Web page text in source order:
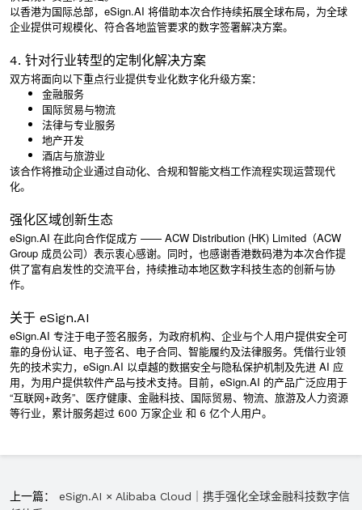
以香港为国际总部，eSign.AI 将借助本次合作持续拓展全球布局，为全球
企业提供可规模化、符合各地监管要求的数字签署解决方案。
4. 针对行业转型的定制化解决方案
双方将面向以下重点行业提供专业化数字化升级方案：
金融服务
国际贸易与物流
法律与专业服务
地产开发
酒店与旅游业
该合作将推动企业通过自动化、合规和智能文档工作流程实现运营现代
化。
强化区域创新生态
eSign.AI 在此向合作促成方 —— ACW Distribution (HK) Limited（ACW
Group 成员公司）表示衷心感谢。同时，也感谢香港数码港为本次合作提
供了富有启发性的交流平台，持续推动本地区数字科技生态的创新与协
作。
关于 eSign.AI
eSign.AI 专注于电子签名服务，为政府机构、企业与个人用户提供安全可
靠的身份认证、电子签名、电子合同、智能履约及法律服务。凭借行业领
先的技术实力，eSign.AI 以卓越的数据安全与隐私保护机制及先进 AI 应
用，为用户提供软件产品与技术支持。目前， eSign.AI 的产品广泛应用于
“互联网+政务”、医疗健康、金融科技、国际贸易、物流、旅游及人力资源
等行业，累计服务超过 600 万家企业 和 6 亿个人用户。
上一篇： eSign.AI × Alibaba Cloud｜携手强化全球金融科技数字信